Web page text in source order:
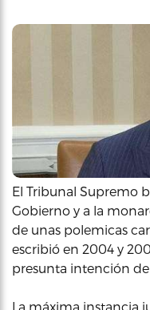
El Tribunal Supremo
Gobierno y a la
de unas polemicas
escribió en 2004 y
presunta intención
La máxima instancia